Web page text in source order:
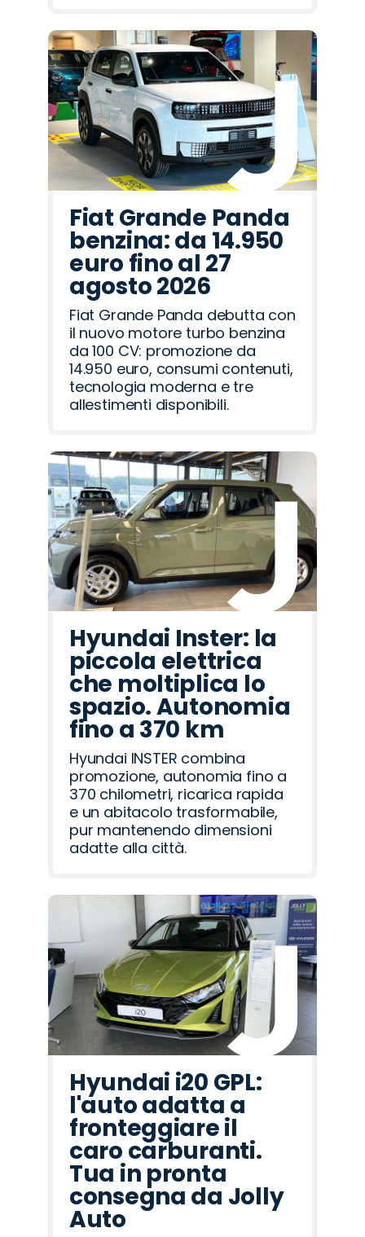
Fiat Grande Panda
benzina: da 14.950
euro fino al 27
agosto 2026
Fiat Grande Panda debutta con
il nuovo motore turbo benzina
da 100 CV: promozione da
14.950 euro, consumi contenuti,
tecnologia moderna e tre
allestimenti disponibili.
Hyundai Inster: la
piccola elettrica
che moltiplica lo
spazio. Autonomia
fino a 370 km
Hyundai INSTER combina
promozione, autonomia fino a
370 chilometri, ricarica rapida
e un abitacolo trasformabile,
pur mantenendo dimensioni
adatte alla città.
Hyundai i20 GPL:
l'auto adatta a
fronteggiare il
caro carburanti.
Tua in pronta
consegna da Jolly
Auto